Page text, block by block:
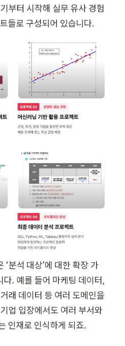
부터 시작해 실무 유사 경험
들로 구성되어 있습니다.
‘분석 대상’에 대한 확장 가
. 예를 들어 마케팅 데이터,
래 데이터 등 여러 도메인을
업 입장에서도 여러 부서와
인재로 인식하게 되죠.